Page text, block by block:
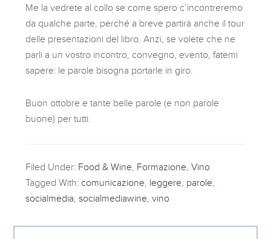
Me la vedrete al collo se come spero c’incontreremo
da qualche parte, perché a breve partirà anche il tour
delle presentazioni del libro. Anzi, se volete che ne
parli a un vostro incontro, convegno, evento, fatemi
sapere: le parole bisogna portarle in giro.
Buon ottobre e tante belle parole (e non parole
buone) per tutti.
Filed Under: Food & Wine Formazione ,Vino
Tagged With: comunicazione leggere parole
socialmedia ,socialmediawine ,vino